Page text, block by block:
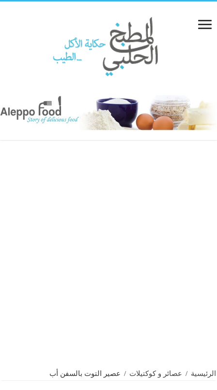
الرئيسية / عصائر و كوكتيلات / عصير التوت بالسفن أب